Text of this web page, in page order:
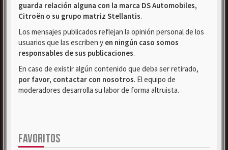
guarda relación alguna con la marca DS Automobiles,
Citroën o su grupo matriz Stellantis.
Los mensajes publicados reflejan la opinión personal de los
usuarios que las escriben y en ningún caso somos
responsables de sus publicaciones.
En caso de existir algún contenido que deba ser retirado,
por favor, contactar con nosotros. El equipo de
moderadores desarrolla su labor de forma altruista.
FAVORITOS